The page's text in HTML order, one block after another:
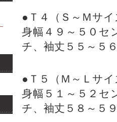
●Ｔ４（Ｓ～Ｍサ
身幅４９～５０セ
チ、袖丈５５～５
●Ｔ５（Ｍ～Ｌサ
身幅５１～５２セ
チ、袖丈５８～５